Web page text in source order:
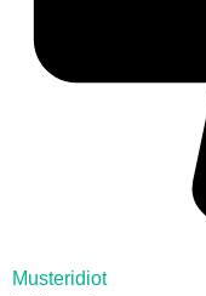
Musteridiot